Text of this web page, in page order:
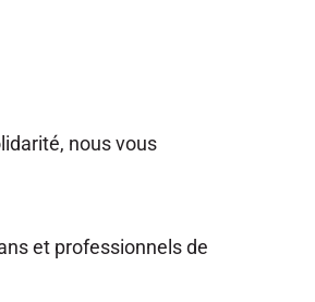
nous vous
et professionnels de